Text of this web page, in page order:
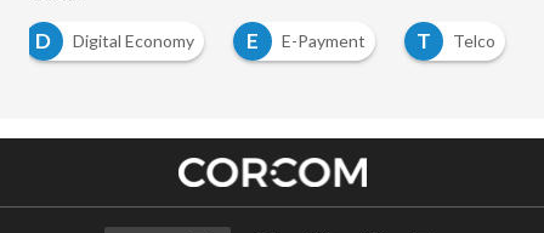
D
Digital Economy E E-Payment T Telco